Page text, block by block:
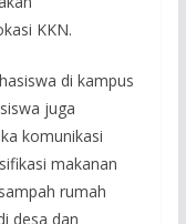
KKN.
di kampus
juga
komunikasi
makanan
rumah
desa dan